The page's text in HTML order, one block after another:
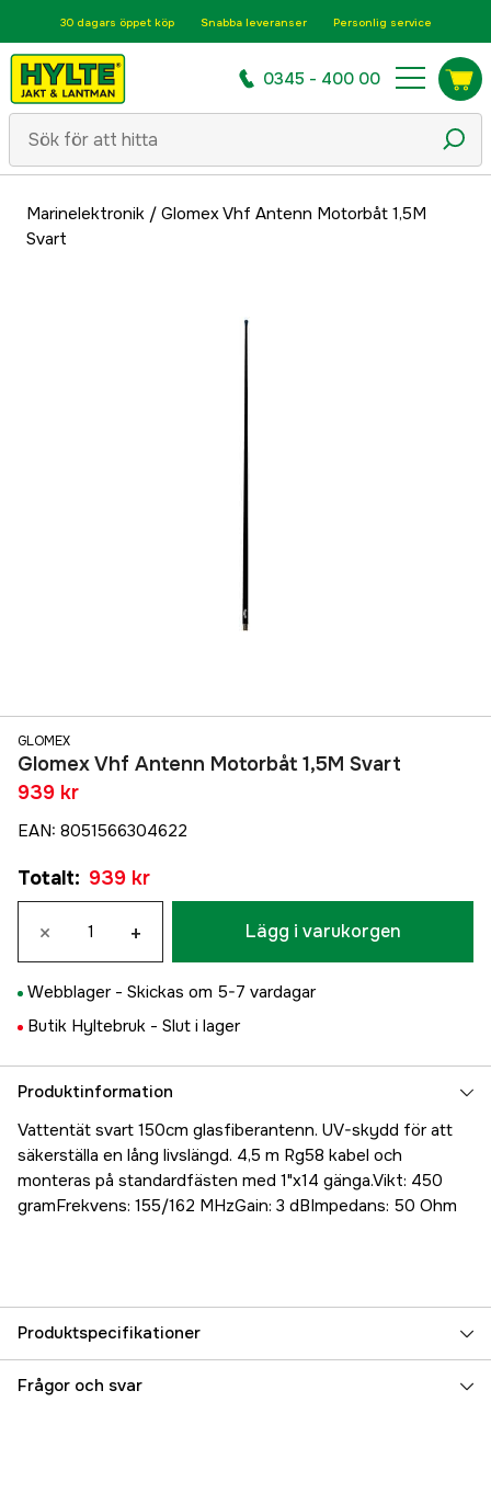
30 dagars öppet köp Snabba leveranser Personlig service
0345 - 400 00
Marinelektronik / Glomex Vhf Antenn Motorbåt 1,5M
Svart
GLOMEX
Glomex Vhf Antenn Motorbåt 1,5M Svart
939 kr
EAN: 8051566304622
Totalt: 939 kr
× + Lägg i varukorgen
Webblager - Skickas om 5-7 vardagar
Butik Hyltebruk - Slut i lager
Produktinformation
Vattentät svart 150cm glasfiberantenn. UV-skydd för att
säkerställa en lång livslängd. 4,5 m Rg58 kabel och
monteras på standardfästen med 1"x14 gänga.Vikt: 450
gramFrekvens: 155/162 MHzGain: 3 dBImpedans: 50 Ohm
Produktspecifikationer
Referensnummer 5000025652
Frågor och svar